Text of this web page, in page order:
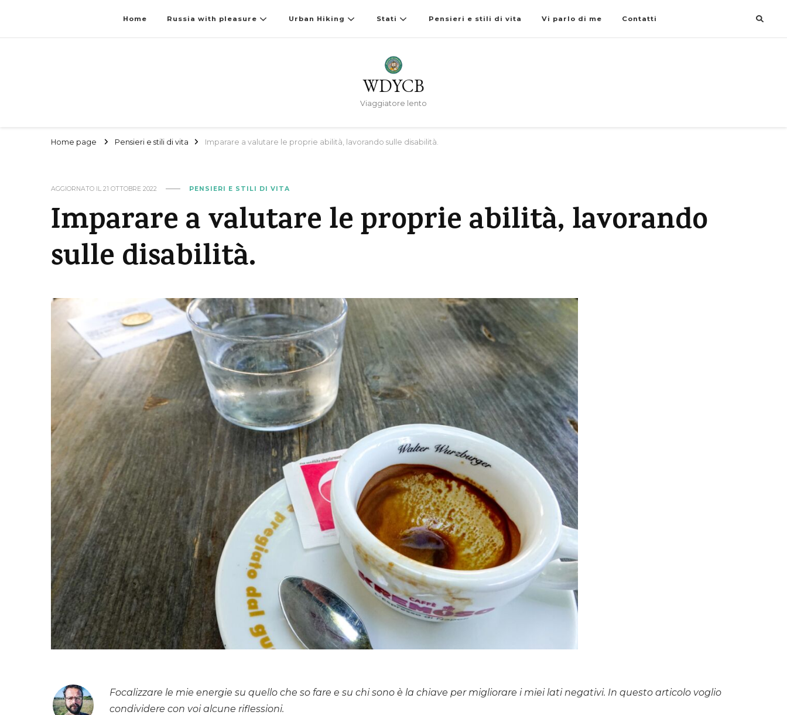
Home Russia with pleasure Urban Hiking Stati Pensieri e stili di vita Vi parlo di me Contatti
WDYCB
Viaggiatore lento
Home page Pensieri e stili di vita Imparare a valutare le proprie abilità, lavorando sulle disabilità.
AGGIORNATO IL 21 OTTOBRE 2022 PENSIERI E STILI DI VITA
Imparare a valutare le proprie abilità, lavorando
sulle disabilità.
Focalizzare le mie energie su quello che so fare e su chi sono è la chiave per migliorare i miei lati negativi. In questo articolo voglio
condividere con voi alcune riflessioni.